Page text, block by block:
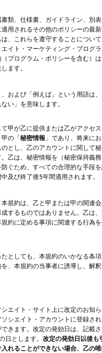
類、仕様書、ガイドライン、別
用されるその他のポリシーの最
、これらを遵守することにつ
イト・マーケティング・プログ
プログラム・ポリシーを含む）
ます。
および「例えば」という用語は
い」を意味します。
甲が乙に提供または乙がアクセ
の「秘密情報 」であり、将来に
とし、乙のアカウントに関して
乙は、秘密情報を（秘密保持義
ぐため、すべての合理的な手段
及び終了後5年間適用されます。
規約は、乙と甲または甲の関連
するものではありません。乙は
約に定める事項に関連する行為
としても、本規約のいかなる条
、本規約の当事者に誘導し、解
エイト・サイト上に改定のお知
シエイト・アカウントに登録さ
きます。改定の発効日は、記載
日とします。 改定の発効日以後も
れることができない場合、乙の